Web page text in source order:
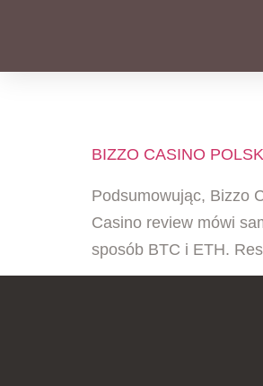
BIZZO CASINO
Podsumowując, Bizzo
Casino review mówi
sposób BTC i ETH.